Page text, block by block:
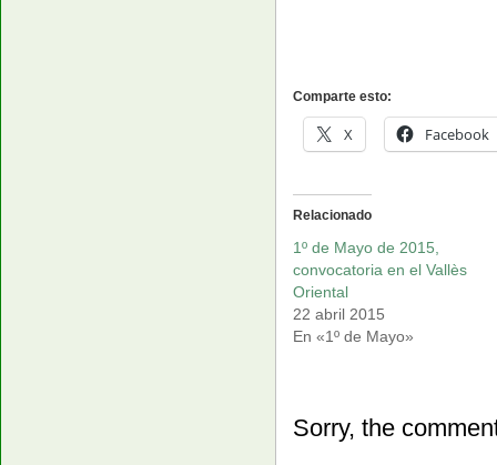
Comparte esto:
X Facebook
Relacionado
1º de Mayo de 2015,
convocatoria en el Vallès
Oriental
22 abril 2015
En «1º de Mayo»
Sorry, the